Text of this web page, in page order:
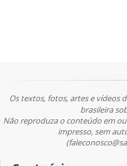
Os textos, fotos, artes e vídeos
brasileira
Não reproduza o conteúdo em
impresso, sem